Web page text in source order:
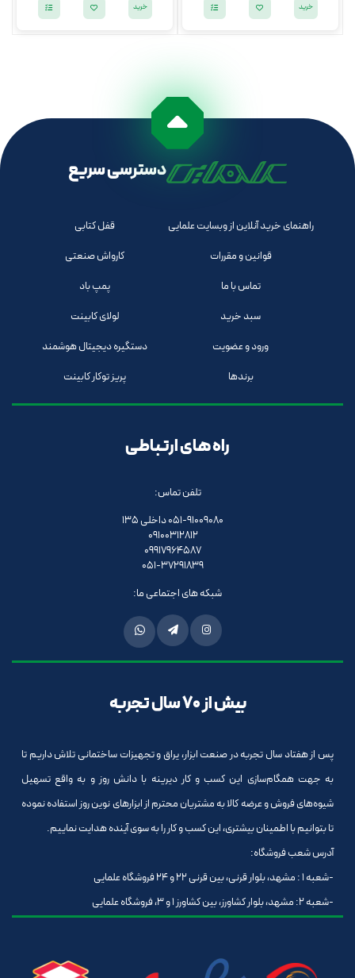
خرید خرید
دسترسی سریع
راهنمای خرید آنلاین از وبسایت علمایی
قوانین و مقررات
تماس با ما
سبد خرید
ورود و عضویت
برندها
قفل کتابی
کارواش صنعتی
پمپ باد
لولای کابینت
دستگیره دیجیتال هوشمند
پریز توکار کابینت
راه های ارتباطی
تلفن تماس:
051-91009080 داخلی 135
09100312812
09917964587
051-37291839
شبکه های اجتماعی ما:
بیش از 70 سال تجربه
پس از هفتاد سال تجربه در صنعت ابزار، یراق و تجهیزات ساختمانی تلاش داریم تا
به جهت همگام‌سازی این کسب و کار دیرینه با دانش روز و به واقع تسهیل
شیوه‌های فروش و عرضه کالا به مشتریان محترم از ابزارهای نوین روز استفاده نموده
تا بتوانیم با اطمینان بیشتری، این کسب و کار را به سوی آینده هدایت نماییم.
آدرس شعب فروشگاه:
-شعبه 1 : مشهد، بلوار قرنی، بین قرنی 22 و 24 فروشگاه علمایی
-شعبه 2: مشهد، بلوار کشاورز، بین کشاورز 1 و 3، فروشگاه علمایی